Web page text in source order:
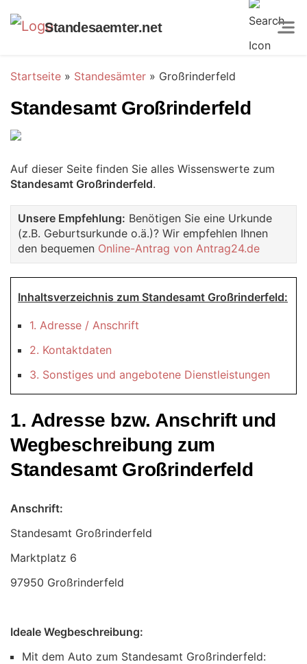
Standesaemter.net
Startseite » Standesämter » Großrinderfeld
Standesamt Großrinderfeld
Auf dieser Seite finden Sie alles Wissenswerte zum
Standesamt Großrinderfeld.
Unsere Empfehlung: Benötigen Sie eine Urkunde
(z.B. Geburtsurkunde o.ä.)? Wir empfehlen Ihnen
den bequemen Online-Antrag von Antrag24.de
Inhaltsverzeichnis zum Standesamt Großrinderfeld:
1. Adresse / Anschrift
2. Kontaktdaten
3. Sonstiges und angebotene Dienstleistungen
1. Adresse bzw. Anschrift und
Wegbeschreibung zum
Standesamt Großrinderfeld
Anschrift:
Standesamt Großrinderfeld
97950 Großrinderfeld
Ideale Wegbeschreibung:
Mit dem Auto zum Standesamt Großrinderfeld: